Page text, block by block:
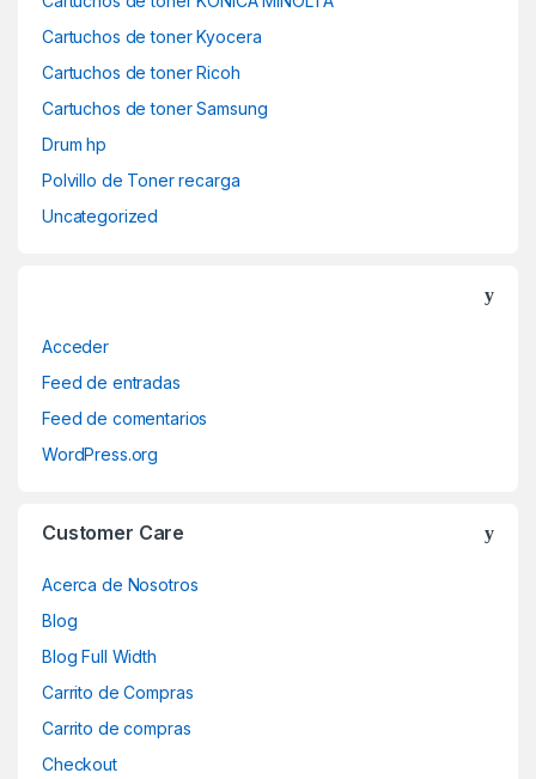
Cartuchos de toner Kyocera
Cartuchos de toner Ricoh
Cartuchos de toner Samsung
Drum hp
Polvillo de Toner recarga
Uncategorized
Acceder
Feed de entradas
Feed de comentarios
WordPress.org
Customer Care
Acerca de Nosotros
Blog
Blog Full Width
Carrito de Compras
Carrito de compras
Checkout